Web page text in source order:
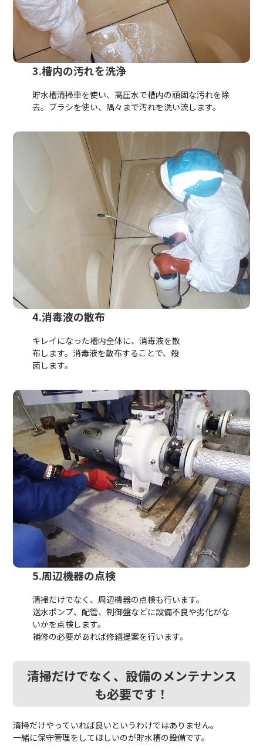
3.槽内の汚れを洗浄
貯水槽清掃車を使い、高圧水で槽内の頑固な汚れを除
去。ブラシを使い、隅々まで汚れを洗い流します。
4.消毒液の散布
キレイになった槽内全体に、消毒液を散
布します。消毒液を散布することで、殺
菌します。
5.周辺機器の点検
清掃だけでなく、周辺機器の点検も行います。
送水ポンプ、配管、制御盤などに設備不良や劣化がな
いかを点検します。
補修の必要があれば修繕提案を行います。
清掃だけでなく、設備のメンテナンス
も必要です！
清掃だけやっていれば良いというわけではありません。
一緒に保守管理をしてほしいのが貯水槽の設備です。